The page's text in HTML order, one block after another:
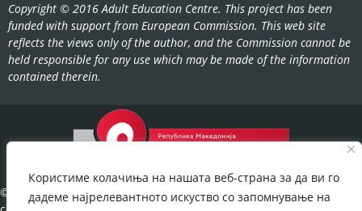
Користиме колачиња на нашата веб-страна за да ви го
дадеме најрелевантното искуство со запомнување на
Copyright © 2016 Adult Education Centre. This project has been
funded with support from European Commission. This web site
reflects the views only of the author, and the Commission cannot be
held responsible for any use which may be made of the information
contained therein.
©2022-